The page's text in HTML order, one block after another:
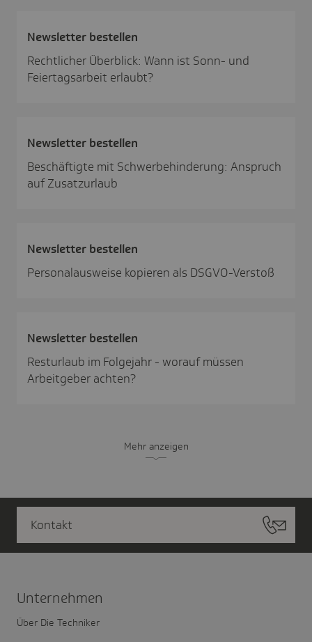
News­letter bestellen
Rechtlicher Überblick: Wann ist Sonn- und
Feiertagsarbeit erlaubt?
News­letter bestellen
Beschäftigte mit Schwerbehinderung: Anspruch
auf Zusatzurlaub
News­letter bestellen
Personalausweise kopieren als DSGVO-Verstoß
News­letter bestellen
Resturlaub im Folgejahr - worauf müssen
Arbeitgeber achten?
Mehr anzeigen
Kontakt
Unter­nehmen
Über Die Techniker